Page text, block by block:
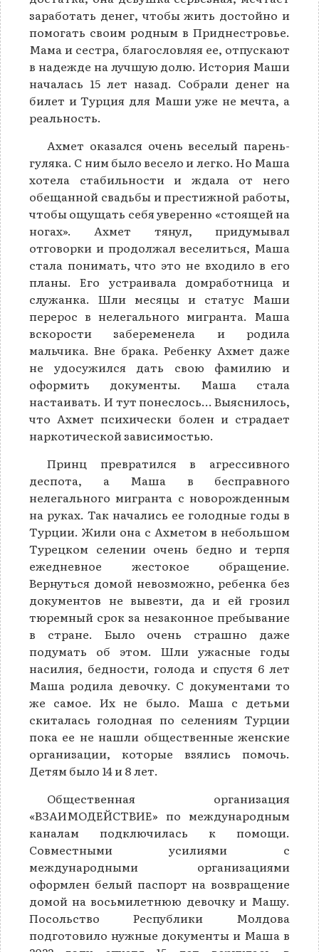
заработать денег, чтобы жить достойно и
помогать своим родным в Приднестровье.
Мама и сестра, благословляя ее, отпускают
в надежде на лучшую долю. История Маши
началась 15 лет назад. Собрали денег на
билет и Турция для Маши уже не мечта, а
реальность.
Ахмет оказался очень веселый парень-
гуляка. С ним было весело и легко. Но Маша
хотела стабильности и ждала от него
обещанной свадьбы и престижной работы,
чтобы ощущать себя уверенно «стоящей на
ногах». Ахмет тянул, придумывал
отговорки и продолжал веселиться, Маша
стала понимать, что это не входило в его
планы. Его устраивала домработница и
служанка. Шли месяцы и статус Маши
перерос в нелегального мигранта. Маша
вскорости забеременела и родила
мальчика. Вне брака. Ребенку Ахмет даже
не удосужился дать свою фамилию и
оформить документы. Маша стала
настаивать. И тут понеслось… Выяснилось,
что Ахмет психически болен и страдает
наркотической зависимостью.
Принц превратился в агрессивного
деспота, а Маша в бесправного
нелегального мигранта с новорожденным
на руках. Так начались ее голодные годы в
Турции. Жили она с Ахметом в небольшом
Турецком селении очень бедно и терпя
ежедневное жестокое обращение.
Вернуться домой невозможно, ребенка без
документов не вывезти, да и ей грозил
тюремный срок за незаконное пребывание
в стране. Было очень страшно даже
подумать об этом. Шли ужасные годы
насилия, бедности, голода и спустя 6 лет
Маша родила девочку. С документами то
же самое. Их не было. Маша с детьми
скиталась голодная по селениям Турции
пока ее не нашли общественные женские
организации, которые взялись помочь.
Детям было 14 и 8 лет.
Общественная организация
«ВЗАИМОДЕЙСТВИЕ» по международным
каналам подключилась к помощи.
Совместными усилиями с
международными организациями
оформлен белый паспорт на возвращение
домой на восьмилетнюю девочку и Машу.
Посольство Республики Молдова
подготовило нужные документы и Маша в